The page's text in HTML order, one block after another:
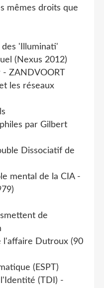
mêmes droits que
des 'Illuminati'
(Nexus 2012)
- ZANDVOORT
les réseaux
par Gilbert
Dissociatif de
mental de la CIA -
de
l'affaire Dutroux (90
(ESPT)
(TDI) -